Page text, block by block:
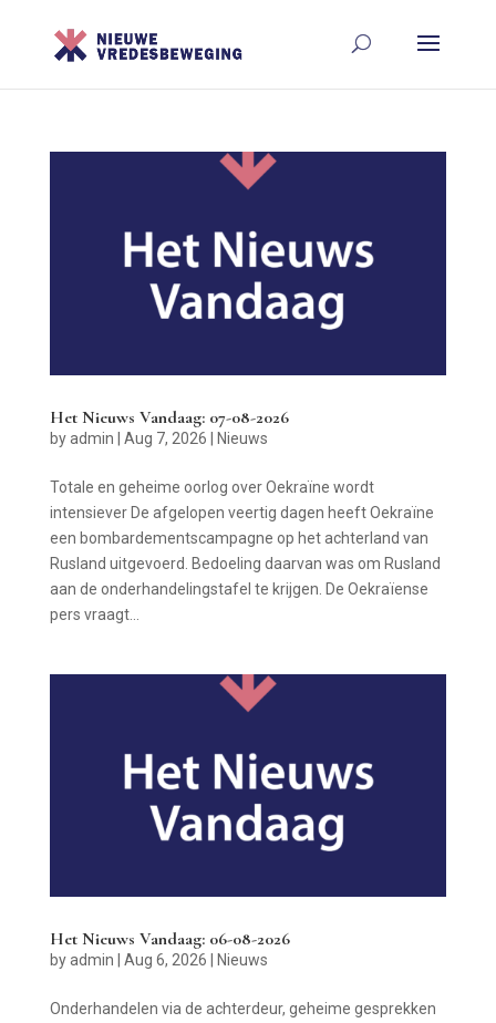
Het Nieuws Vandaag: 07-08-2026
byadmin | Aug 7, 2026 | Nieuws
Totale en geheime oorlog over Oekraïne wordt
intensiever De afgelopen veertig dagen heeft Oekraïne
een bombardementscampagne op het achterland van
Rusland uitgevoerd. Bedoeling daarvan was om Rusland
aan de onderhandelingstafel te krijgen. De Oekraïense
pers vraagt...
Het Nieuws Vandaag: 06-08-2026
byadmin Aug 6, 2026 Nieuws
Onderhandelen via de achterdeur, geheime gesprekken